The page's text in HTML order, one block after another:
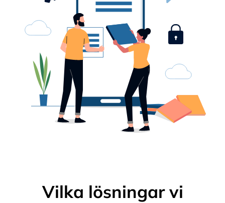
Vilka lösningar vi